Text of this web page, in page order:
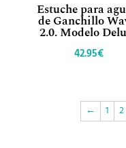
Estuche para
de Ganchillo
2.0. Modelo
42.95€
← 1 2